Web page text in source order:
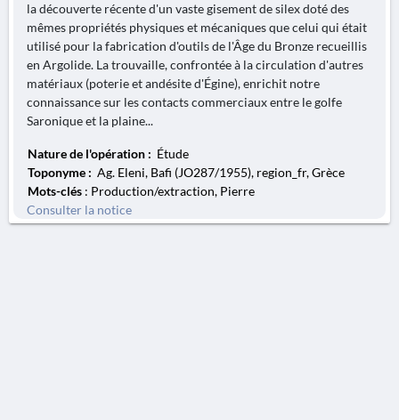
la découverte récente d'un vaste gisement de silex doté des
mêmes propriétés physiques et mécaniques que celui qui était
utilisé pour la fabrication d'outils de l'Âge du Bronze recueillis
en Argolide. La trouvaille, confrontée à la circulation d'autres
matériaux (poterie et andésite d'Égine), enrichit notre
connaissance sur les contacts commerciaux entre le golfe
Saronique et la plaine...
Nature de l'opération : Étude
Toponyme : Ag. Eleni, Bafi (JO287/1955), region_fr, Grèce
Mots-clés : Production/extraction, Pierre
Consulter la notice